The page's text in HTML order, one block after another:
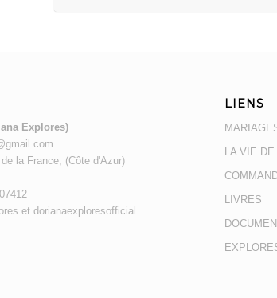
Explores)
la France, (Côte d'Azur)
et dorianaexploresofficial
LIENS
LA VIE
LIVRES